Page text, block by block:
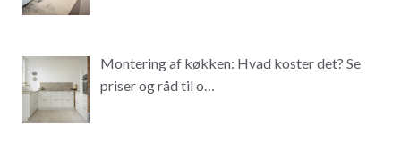
Montering af køkken: Hvad koster det? Se
priser og råd til o…